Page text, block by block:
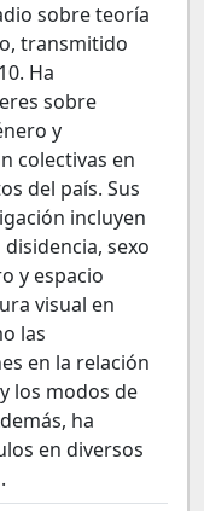
sobre teoría
transmitido
Ha
sobre
y
colectivas en
del país. Sus
incluyen
sexo
y espacio
visual en
las
en la relación
los modos de
ha
en diversos